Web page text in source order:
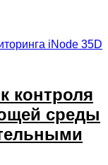
iNode 35D
контроля
среды